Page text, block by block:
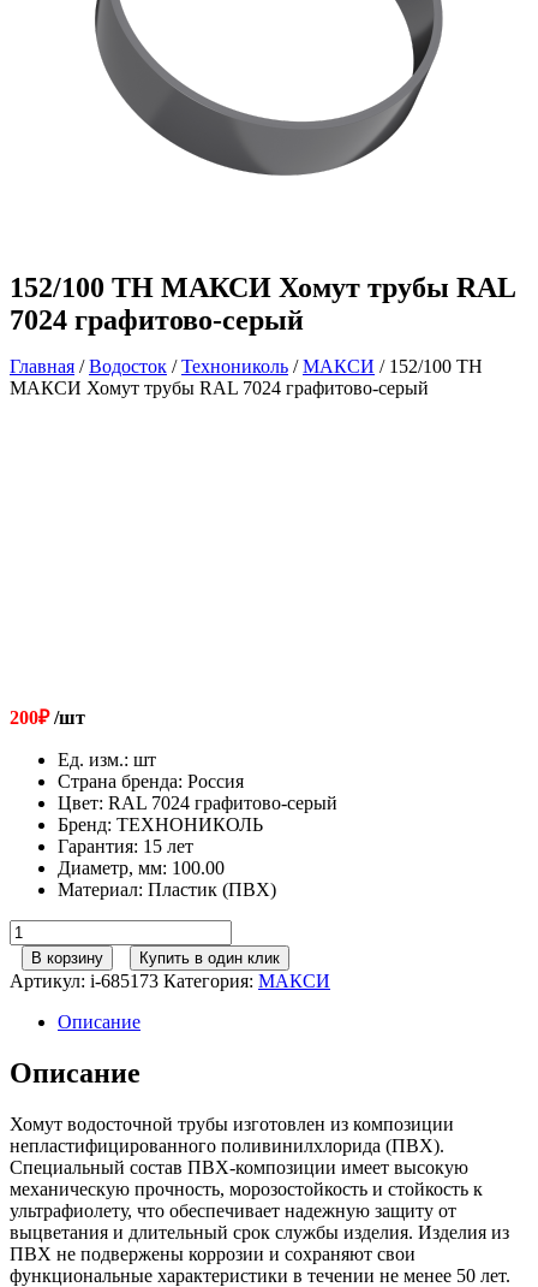
152/100 ТН МАКСИ Хомут трубы RAL
7024 графитово-серый
Главная /Водосток /Технониколь /МАКСИ / 152/100 ТН
МАКСИ Хомут трубы RAL 7024 графитово-серый
200₽/шт
Ед. изм.: шт
Страна бренда: Россия
Цвет: RAL 7024 графитово-серый
Бренд: ТЕХНОНИКОЛЬ
Гарантия: 15 лет
Диаметр, мм: 100.00
Материал: Пластик (ПВХ)
Количество
товара
152/100
ТН
МАКСИ
Хомут
трубы
RAL
графитово-
серый
В корзину Купить в один клик
Артикул: i-685173 Категория: МАКСИ
Описание
Описание
Хомут водосточной трубы изготовлен из композиции
непластифицированного поливинилхлорида (ПВХ).
Специальный состав ПВХ-композиции имеет высокую
механическую прочность, морозостойкость и стойкость к
ультрафиолету, что обеспечивает надежную защиту от
выцветания и длительный срок службы изделия. Изделия из
ПВХ не подвержены коррозии и сохраняют свои
функциональные характеристики в течении не менее 50 лет.